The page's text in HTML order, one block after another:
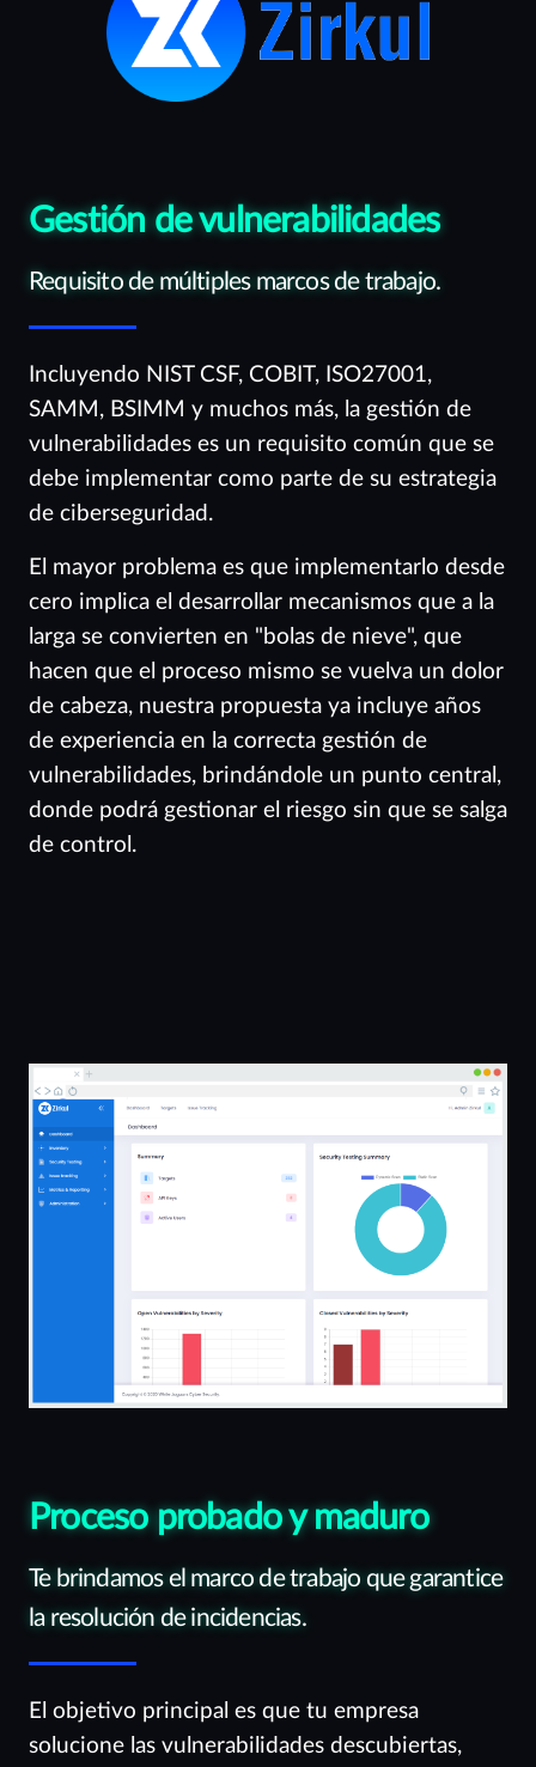
Gestión de vulnerabilidades
Requisito de múltiples marcos de trabajo.
Incluyendo NIST CSF, COBIT, ISO27001,
SAMM, BSIMM y muchos más, la gestión de
vulnerabilidades es un requisito común que se
debe implementar como parte de su estrategia
de ciberseguridad.
El mayor problema es que implementarlo desde
cero implica el desarrollar mecanismos que a la
larga se convierten en "bolas de nieve", que
hacen que el proceso mismo se vuelva un dolor
de cabeza, nuestra propuesta ya incluye años
de experiencia en la correcta gestión de
vulnerabilidades, brindándole un punto central,
donde podrá gestionar el riesgo sin que se salga
de control.
Proceso probado y maduro
Te brindamos el marco de trabajo que garantice
la resolución de incidencias.
El objetivo principal es que tu empresa
solucione las vulnerabilidades descubiertas,